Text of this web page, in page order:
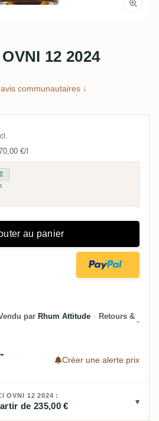
12 2024
avis communautaires ↓
€/l
au panier
par Rhum Attitude · Retours &
Créer une alerte prix
OVNI 12 2024 :
de 235,00 €